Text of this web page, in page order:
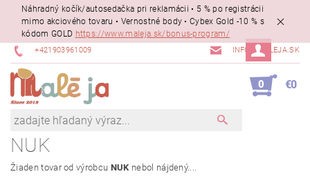
Náhradný kočík/autosedačka pri reklamácii • 5 % po registrácii
mimo akciového tovaru • Vernostné body • Cybex Gold -10 % s
kódom GOLD https://www.maleja.sk/bonus-program/
+421903961009 INFO@MALEJA.SK
0 €0
NUK
Žiaden tovar od výrobcu NUK nebol nájdený....